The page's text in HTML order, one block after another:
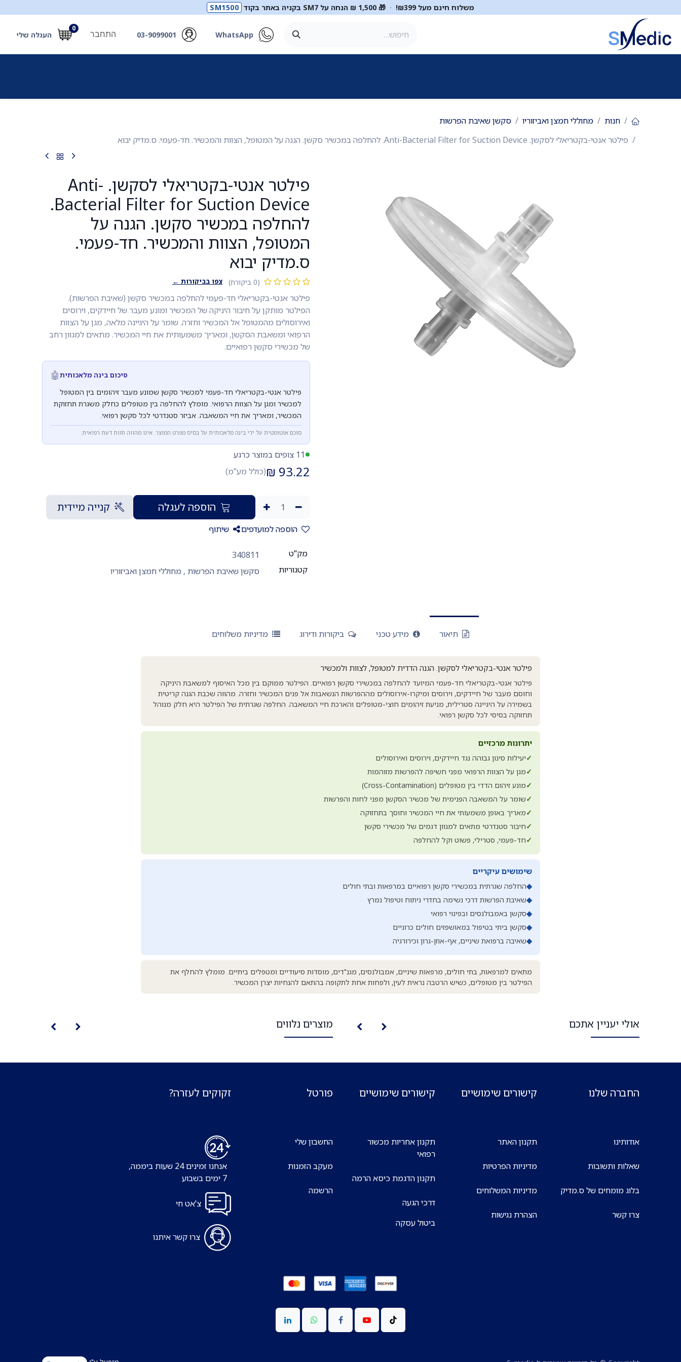
משלוח חינם מעל ₪399! · 🎁 1,500 ₪ הנחה על SM7 בקניה באתר בקוד SM1500
WhatsApp
03-9099001
0
העגלה שלי התחבר
חנות מחוללי חמצן ואביזוריו
סקשן שאיבת הפרשות
פילטר אנטי-בקטריאלי לסקשן. Anti-Bacterial Filter for Suction Device. להחלפה במכשיר סקשן. הגנה על המטופל, הצוות והמכשיר. חד-פעמי. ס.מדיק יבוא
פילטר אנטי-בקטריאלי לסקשן. Anti-
Bacterial Filter for Suction Device.
להחלפה במכשיר סקשן. הגנה על
המטופל, הצוות והמכשיר. חד-פעמי.
ס.מדיק יבוא
(0 ביקורת) צפו בביקורות ←
פילטר אנטי-בקטריאלי חד-פעמי להחלפה במכשיר סקשן (שאיבת הפרשות).
הפילטר מותקן על חיבור היניקה של המכשיר ומונע מעבר של חיידקים, וירוסים
ואירוסולים מהמטופל אל המכשיר וחזרה. שומר על היגיינה מלאה, מגן על הצוות
הרפואי ומשאבת הסקשן, ומאריך משמעותית את חיי המכשיר. מתאים למגוון רחב
של מכשירי סקשן רפואיים.
סיכום בינה מלאכותית🤖
פילטר אנטי-בקטריאלי חד-פעמי למכשיר סקשן שמונע מעבר זיהומים בין המטופל
למכשיר ומגן על הצוות הרפואי. מומלץ להחלפה בין מטופלים כחלק משגרת תחזוקת
המכשיר, ומאריך את חיי המשאבה. אביזר סטנדרטי לכל סקשן רפואי.
סוכם אוטומטית על ידי בינה מלאכותית על בסיס מפרט המוצר. אינו מהווה חוות דעת רפואית.
11 צופים במוצר כרגע
93.22
₪(כולל מע"מ)
הוספה לעגלה קנייה מיידית
הוספה למועדפים שיתוף
מק"ט
340811
קטגוריות
סקשן שאיבת הפרשות , מחוללי חמצן ואביזוריו
תיאור מידע טכני ביקורות ודירוג מדיניות משלוחים
פילטר אנטי-בקטריאלי לסקשן. הגנה הדדית למטופל, לצוות ולמכשיר
פילטר אנטי-בקטריאלי חד-פעמי המיועד להחלפה במכשירי סקשן רפואיים. הפילטר ממוקם בין מכל האיסוף למשאבת היניקה
וחוסם מעבר של חיידקים, וירוסים ומיקרו-אירוסולים מההפרשות הנשאבות אל פנים המכשיר וחזרה. מהווה שכבת הגנה קריטית
בשמירה על היגיינה סטרילית, מניעת זיהומים חוצי-מטופלים והארכת חיי המשאבה. החלפה שגרתית של הפילטר היא חלק מנוהל
תחזוקה בסיסי לכל סקשן רפואי.
יתרונות מרכזיים
✓יעילות סינון גבוהה נגד חיידקים, וירוסים ואירוסולים
✓מגן על הצוות הרפואי מפני חשיפה להפרשות מזוהמות
✓מונע זיהום הדדי בין מטופלים (Cross-Contamination)
✓שומר על המשאבה הפנימית של מכשיר הסקשן מפני לחות והפרשות
✓מאריך באופן משמעותי את חיי המכשיר וחוסך בתחזוקה
✓חיבור סטנדרטי מתאים למגוון דגמים של מכשירי סקשן
✓חד-פעמי, סטרילי, פשוט וקל להחלפה
שימושים עיקריים
◆החלפה שגרתית במכשירי סקשן רפואיים במרפאות ובתי חולים
◆שאיבת הפרשות דרכי נשימה בחדרי ניתוח וטיפול נמרץ
◆סקשן באמבולנסים ובפינוי רפואי
◆סקשן ביתי בטיפול במאושפזים חולים כרוניים
◆שאיבה ברפואת שיניים, אף-אוזן-גרון וכירורגיה
מתאים למרפאות, בתי חולים, מרפאות שיניים, אמבולנסים, מגנ"דים, מוסדות סיעודיים ומטפלים ביתיים. מומלץ להחלף את
הפילטר בין מטופלים, כשיש הרטבה נראית לעין, ולפחות אחת לתקופה בהתאם להנחיות יצרן המכשיר.
אולי יעניין אתכם מוצרים נלווים
החברה שלנו
אודותינו
שאלות ותשובות
בלוג מומחים של ס.מדיק
צרו קשר
קישורים שימושיים
תקנון האתר
מדיניות הפרטיות
מדיניות המשלוחים
הצהרת נגישות
קישורים שימושיים
תקנון אחריות מכשור
רפואי
תקנון הדגמת כיסא הרמה
דרכי הגעה
ביטול עסקה
פורטל
החשבון שלי
מעקב הזמנות
הרשמה
זקוקים לעזרה?
אנחנו זמינים 24 שעות ביממה,
7 ימים בשבוע
צ'אט חי
צרו קשר איתנו